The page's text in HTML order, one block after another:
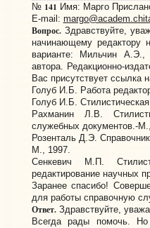
№ 141 Имя: Марго
E-mail:
Вопрос.Здравствуйте,
начинающему редактору
варианте: Мильчин
автора. Редакционно-
Вас присутствует ссылка
Голуб И.Б. Работа
Голуб И.Б.
Рахманин Л.В.
служебных документов.-
Розенталь Д.Э.
М., 1997.
Сенкевич М.П.
редактирование научных
Заранее спасибо!
для работы справочную
Ответ.Здравствуйте,
Всегда рады помочь. Но